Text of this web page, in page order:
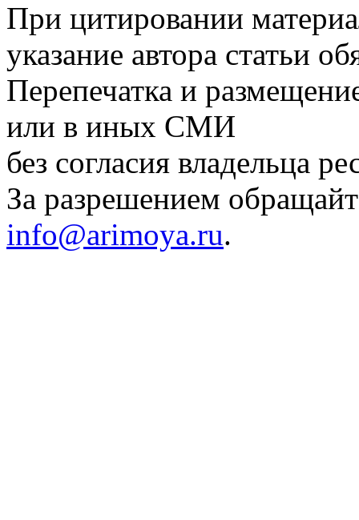
При цитировании
указание автора статьи
Перепечатка и
или в иных СМИ
без согласия владельца
За разрешением
info@arimoya.ru.